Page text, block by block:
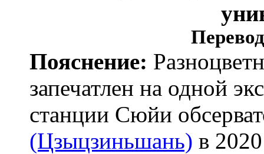
Пояснение:
запечатлен на одной
станции Сюйи
(Цзыцзиньшань) в